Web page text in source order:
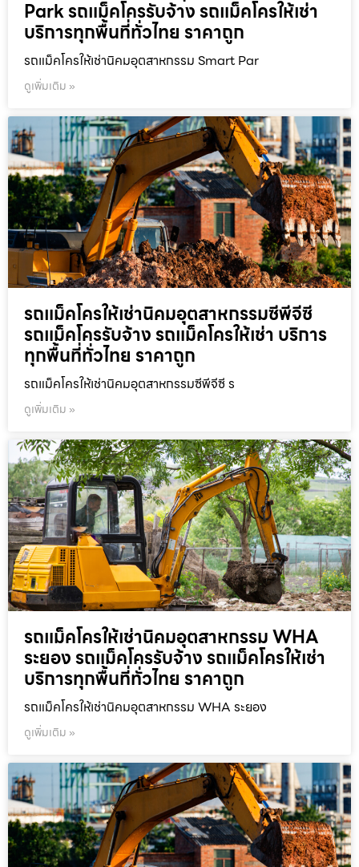
Park รถแม็คโครรับจ้าง รถแม็คโครให้เช่า
บริการทุกพื้นที่ทั่วไทย ราคาถูก
รถแม็คโครให้เช่านิคมอุตสาหกรรม Smart Par
ดูเพิ่มเติม »
รถแม็คโครให้เช่านิคมอุตสาหกรรมซีพีจีซี
รถแม็คโครรับจ้าง รถแม็คโครให้เช่า บริการ
ทุกพื้นที่ทั่วไทย ราคาถูก
รถแม็คโครให้เช่านิคมอุตสาหกรรมซีพีจีซี ร
ดูเพิ่มเติม »
รถแม็คโครให้เช่านิคมอุตสาหกรรม WHA
ระยอง รถแม็คโครรับจ้าง รถแม็คโครให้เช่า
บริการทุกพื้นที่ทั่วไทย ราคาถูก
รถแม็คโครให้เช่านิคมอุตสาหกรรม WHA ระยอง
ดูเพิ่มเติม »